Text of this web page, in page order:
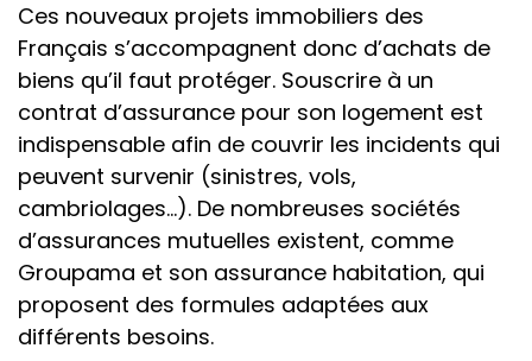
Ces nouveaux projets immobiliers des
Français s’accompagnent donc d’achats de
biens qu’il faut protéger. Souscrire à un
contrat d’assurance pour son logement est
indispensable afin de couvrir les incidents qui
peuvent survenir (sinistres, vols,
cambriolages…). De nombreuses sociétés
d’assurances mutuelles existent, comme
Groupama et son assurance habitation, qui
proposent des formules adaptées aux
différents besoins.